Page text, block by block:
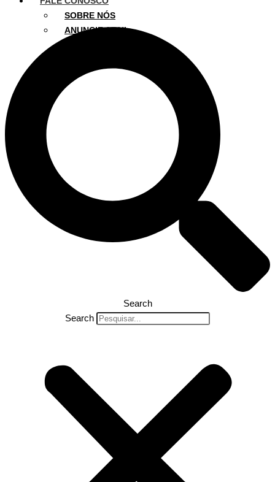
SOBRE NÓS
ANUNCIE AQUI
Search
Search